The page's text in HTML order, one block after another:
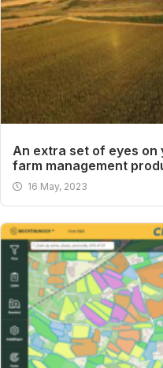
An extra set of eyes
farm management
16 May, 2023